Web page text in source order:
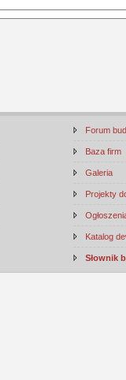
Forum
Baza firm
Galeria
Projekty
Katalog
Słownik